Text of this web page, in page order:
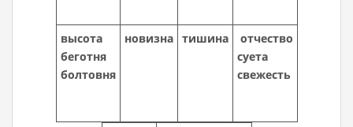
высота
беготня
болтовня
новизна тишина
отчество
суета
свежесть